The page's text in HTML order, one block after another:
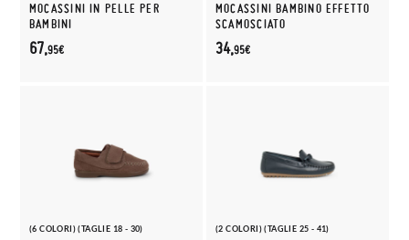
MOCASSINI IN PELLE PER
BAMBINI
67,95€
MOCASSINI BAMBINO EFFETTO
SCAMOSCIATO
34,95€
(6 COLORI) (TAGLIE 18 - 30) (2 COLORI) (TAGLIE 25 - 41)